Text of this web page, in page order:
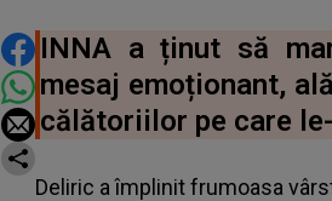
DISTRIBUIE ARTICOLUL
INNA a ținut să
mesaj emoționant,
călătoriilor pe care
Deliric a împlinit frumoasa